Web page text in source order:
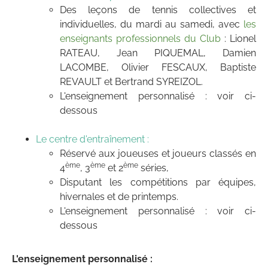
Des leçons de tennis collectives et
individuelles, du mardi au samedi, avec les
enseignants professionnels du Club : Lionel
RATEAU, Jean PIQUEMAL, Damien
LACOMBE, Olivier FESCAUX, Baptiste
REVAULT et Bertrand SYREIZOL.
L'enseignement personnalisé : voir ci-
dessous
Le centre d'entraînement :
Réservé aux joueuses et joueurs classés en
4ème, 3ème et 2ème séries,
Disputant les compétitions par équipes,
hivernales et de printemps.
L'enseignement personnalisé : voir ci-
dessous
L'enseignement personnalisé :